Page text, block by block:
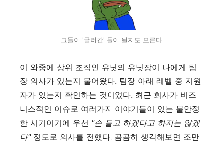
그들이 '굴러간' 돌이 될지도 모른다
이 와중에 상위 조직인 유닛의 유닛장이 나에게 팀
장 의사가 있는지 물어왔다. 팀장 아래 레벨 중 지원
자가 있는지 확인하는 것이었다. 최근 회사가 비즈
니스적인 이슈로 여러가지 이야기들이 있는 불안정
한 시기이기에 우선 "손 들고 하겠다고 하지는 않겠
다"정도로 의사를 전했다. 곰곰히 생각해보면 조만